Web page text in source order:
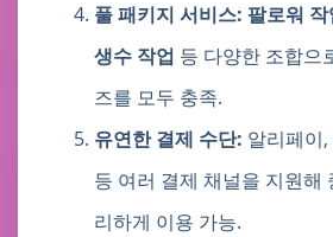
풀 패키지 서비스: 팔로워
생수 작업 등 다양한 조합으
즈를 모두 충족.
유연한 결제 수단: 알리페이
등 여러 결제 채널을 지원해
리하게 이용 가능.